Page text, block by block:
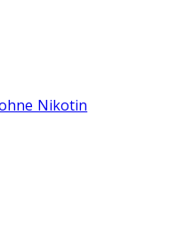
Nikotin